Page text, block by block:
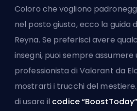
Coloro che vogliono
nel posto giusto, ecco la guida
Reyna. Se preferisci avere
insegni, puoi sempre assumere
professionista di Valorant da
mostrarti i trucchi del
di usare il codice